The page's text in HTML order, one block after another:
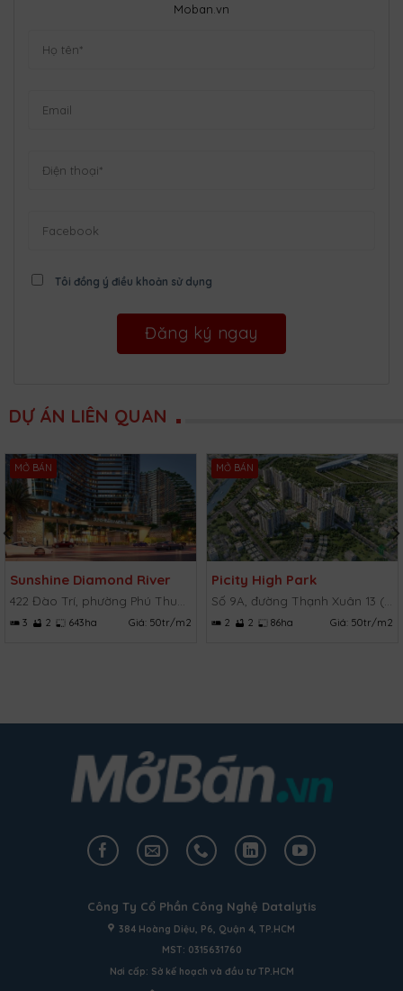
Moban.vn
Tôi đồng ý điều khoản sử dụng
DỰ ÁN LIÊN QUAN
MỞ BÁN
Sunshine Diamond River
3 2 643ha Giá: 50tr/m2
MỞ BÁN
Picity High Park
2 2 86ha Giá: 50tr/m2
Công Ty Cổ Phần Công Nghệ Datalytis
384 Hoàng Diệu, P6, Quận 4, TP.HCM
MST: 0315631760
Nơi cấp: Sở kế hoạch và đầu tư TP.HCM